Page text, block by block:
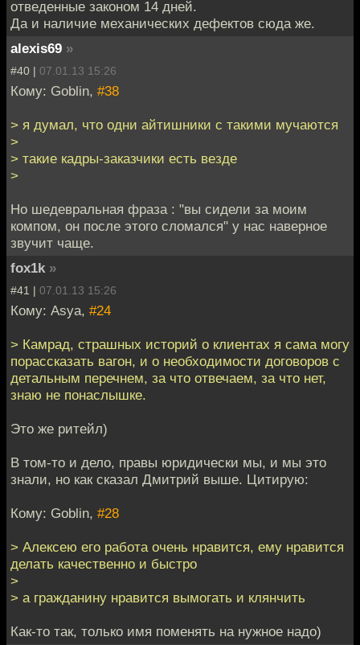
отведенные законом 14 дней.
Да и наличие механических дефектов сюда же.
alexis69 »
#40 | 07.01.13 15:26
Кому: Goblin, #38
> я думал, что одни айтишники с такими мучаются
>
> такие кадры-заказчики есть везде
>
Но шедевральная фраза : "вы сидели за моим
компом, он после этого сломался" у нас наверное
звучит чаще.
fox1k »
#41 | 07.01.13 15:26
Кому: Asya, #24
> Камрад, страшных историй о клиентах я сама могу
порассказать вагон, и о необходимости договоров с
детальным перечнем, за что отвечаем, за что нет,
знаю не понаслышке.
Это же ритейл)
В том-то и дело, правы юридически мы, и мы это
знали, но как сказал Дмитрий выше. Цитирую:
Кому: Goblin, #28
> Алексею его работа очень нравится, ему нравится
делать качественно и быстро
>
> а гражданину нравится вымогать и клянчить
Как-то так, только имя поменять на нужное надо)